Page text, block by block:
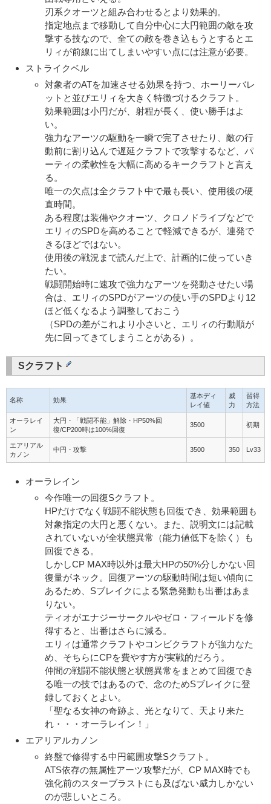
刃系クオーツと組み合わせるとより効果的。
指定地点まで移動して自分中心に大円範囲の敵を攻
撃する技なので、全ての敵を巻き込もうとするとエ
リィが前線に出てしまいやすい点には注意が必要。
ストライクベル
対象者のATを加速させる効果を持つ、ホーリーバレ
ットと並びエリィを大きく特徴づけるクラフト。
効果範囲は小円だが、射程が長く、使い勝手はよ
い。
強力なアーツの駆動を一瞬で完了させたり、敵の行
動前に割り込んで遅延クラフトで攻撃するなど、パ
ーティの柔軟性を大幅に高めるキークラフトと言え
る。
唯一の欠点は全クラフト中で最も長い、使用後の硬
直時間。
ある程度は装備やクオーツ、クロノドライブなどで
エリィのSPDを高めることで軽減できるが、連発で
きるほどではない。
使用後の戦況まで読んだ上で、計画的に使っていき
たい。
戦闘開始時に速攻で強力なアーツを発動させたい場
合は、エリィのSPDがアーツの使い手のSPDより12
ほど低くなるよう調整しておこう
（SPDの差がこれより小さいと、エリィの行動順が
先に回ってきてしまうことがある）。
Sクラフト
名称 効果
基本ディ
レイ値
威
力
習得
方法
オーラレイ
ン
大円・「戦闘不能」解除・HP50%回
復/CP200時は100%回復
3500 初期
エアリアル
カノン
中円・攻撃 3500 350 Lv33
オーラレイン
今作唯一の回復Sクラフト。
HPだけでなく戦闘不能状態も回復でき、効果範囲も
対象指定の大円と悪くない。また、説明文には記載
されていないが全状態異常（能力値低下を除く）も
回復できる。
しかしCP MAX時以外は最大HPの50%分しかない回
復量がネック。回復アーツの駆動時間は短い傾向に
あるため、Sブレイクによる緊急発動も出番はあま
りない。
ティオがエナジーサークルやゼロ・フィールドを修
得すると、出番はさらに減る。
エリィは通常クラフトやコンビクラフトが強力なた
め、そちらにCPを費やす方が実戦的だろう。
仲間の戦闘不能状態と状態異常をまとめて回復でき
る唯一の技ではあるので、念のためSブレイクに登
録しておくとよい。
「聖なる女神の奇跡よ、光となりて、天より来た
れ・・・オーラレイン！」
エアリアルカノン
終盤で修得する中円範囲攻撃Sクラフト。
ATS依存の無属性アーツ攻撃だが、CP MAX時でも
強化前のスターブラストにも及ばない威力しかない
のが悲しいところ。